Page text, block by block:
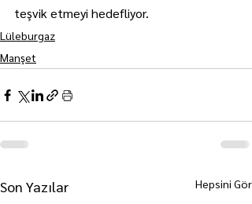
teşvik etmeyi hedefliyor.
Lüleburgaz
Manşet
Son Yazılar Hepsini Gör